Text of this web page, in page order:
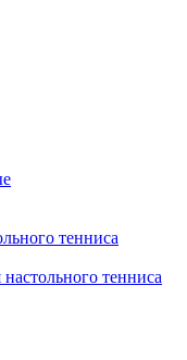
тенниса
тенниса